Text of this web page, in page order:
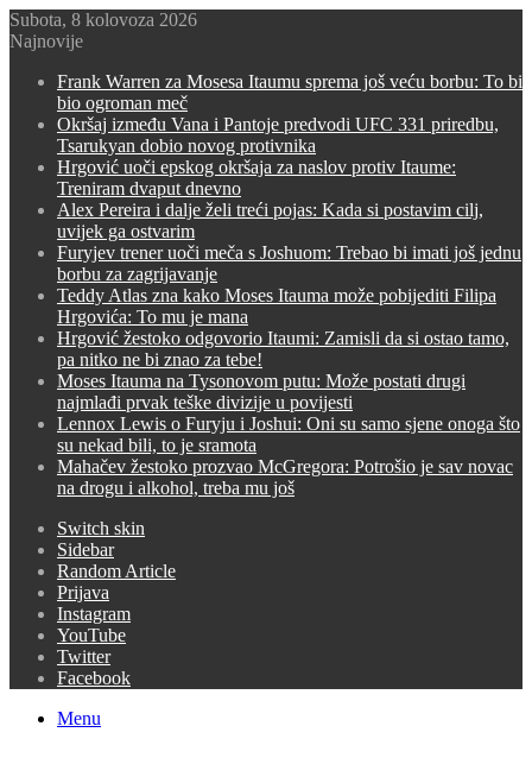
Subota, 8 kolovoza 2026
Najnovije
Frank Warren za Mosesa Itaumu sprema još veću borbu: To bi
bio ogroman meč
Okršaj između Vana i Pantoje predvodi UFC 331 priredbu,
Tsarukyan dobio novog protivnika
Hrgović uoči epskog okršaja za naslov protiv Itaume:
Treniram dvaput dnevno
Alex Pereira i dalje želi treći pojas: Kada si postavim cilj,
uvijek ga ostvarim
Furyjev trener uoči meča s Joshuom: Trebao bi imati još jednu
borbu za zagrijavanje
Teddy Atlas zna kako Moses Itauma može pobijediti Filipa
Hrgovića: To mu je mana
Hrgović žestoko odgovorio Itaumi: Zamisli da si ostao tamo,
pa nitko ne bi znao za tebe!
Moses Itauma na Tysonovom putu: Može postati drugi
najmlađi prvak teške divizije u povijesti
Lennox Lewis o Furyju i Joshui: Oni su samo sjene onoga što
su nekad bili, to je sramota
Mahačev žestoko prozvao McGregora: Potrošio je sav novac
na drogu i alkohol, treba mu još
Switch skin
Sidebar
Random Article
Prijava
Instagram
YouTube
Twitter
Facebook
Menu